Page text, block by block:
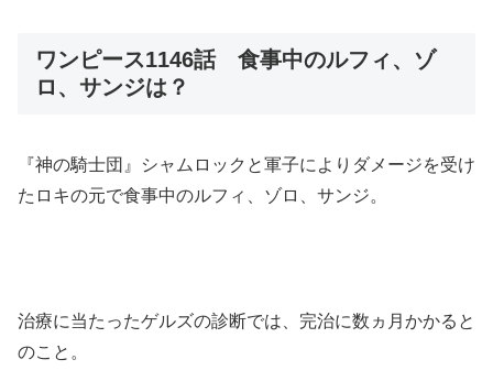
ワンピース1146話 食事中のルフィ、ゾ
ロ、サンジは？
『神の騎士団』シャムロックと軍子によりダメージを受け
たロキの元で食事中のルフィ、ゾロ、サンジ。
治療に当たったゲルズの診断では、完治に数ヵ月かかると
のこと。